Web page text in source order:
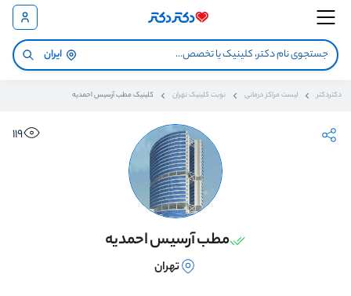
ایران
دکتردکتر لیست مراکز درمانی نوبت کلینیک تهران کلینیک مطب آرسیس احمدیه
119
مطب آرسیس احمدیه
تهران